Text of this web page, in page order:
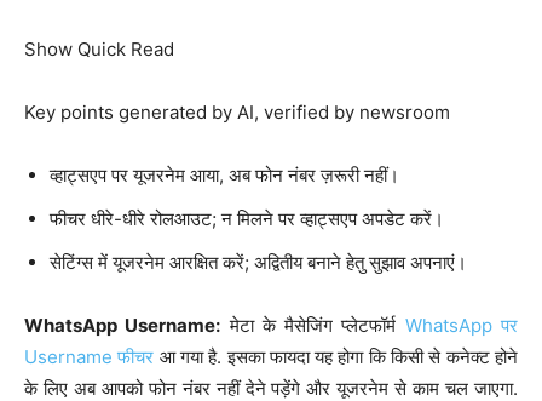
Show Quick Read
Key points generated by AI, verified by newsroom
व्हाट्सएप पर यूजरनेम आया, अब फोन नंबर ज़रूरी नहीं।
फीचर धीरे-धीरे रोलआउट; न मिलने पर व्हाट्सएप अपडेट करें।
सेटिंग्स में यूजरनेम आरक्षित करें; अद्वितीय बनाने हेतु सुझाव अपनाएं।
WhatsApp Username: मेटा के मैसेजिंग प्लेटफॉर्म WhatsApp पर
Username फीचर आ गया है. इसका फायदा यह होगा कि किसी से कनेक्ट होने
के लिए अब आपको फोन नंबर नहीं देने पड़ेंगे और यूजरनेम से काम चल जाएगा.